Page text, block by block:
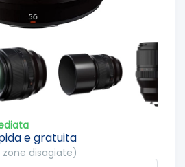
e gratuita
disagiate)